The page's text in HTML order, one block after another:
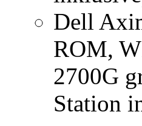
Dell
ROM,
2700G
Station